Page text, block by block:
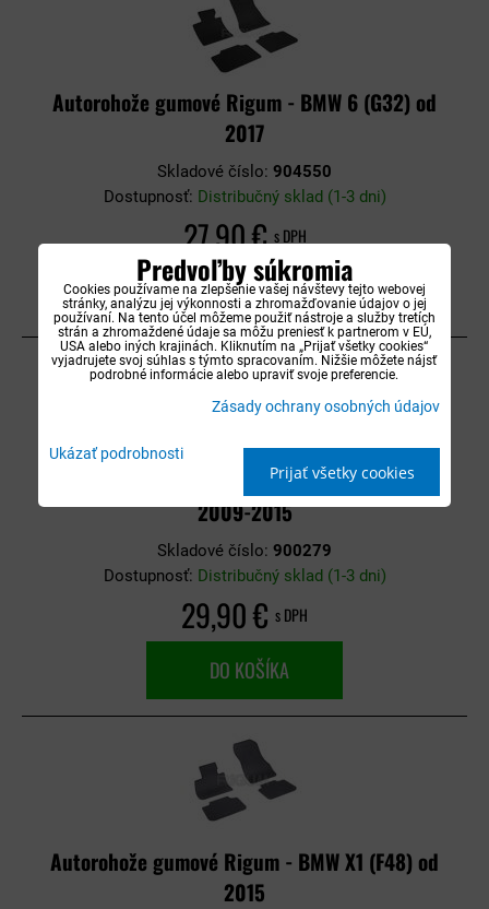
Autorohože gumové Rigum - BMW 6 (G32) od
2017
Skladové číslo: 904550
Dostupnosť: Distribučný sklad (1-3 dni)
27,90 €s DPH
DO KOŠÍKA
Autorohože gumové Rigum - BMW X1 (E84)
2009-2015
Skladové číslo: 900279
Dostupnosť: Distribučný sklad (1-3 dni)
29,90 € s DPH
DO KOŠÍKA
Autorohože gumové Rigum - BMW X1 (F48) od
2015
Predvoľby súkromia
Cookies používame na zlepšenie vašej návštevy tejto webovej
stránky, analýzu jej výkonnosti a zhromažďovanie údajov o jej
používaní. Na tento účel môžeme použiť nástroje a služby tretích
strán a zhromaždené údaje sa môžu preniesť k partnerom v EÚ,
USA alebo iných krajinách. Kliknutím na „Prijať všetky cookies“
vyjadrujete svoj súhlas s týmto spracovaním. Nižšie môžete nájsť
podrobné informácie alebo upraviť svoje preferencie.
Zásady ochrany osobných údajov
Ukázať podrobnosti
Prijať všetky cookies